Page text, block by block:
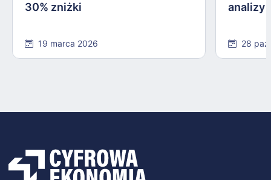
30% zniżki
19 marca 2026
analizy
28